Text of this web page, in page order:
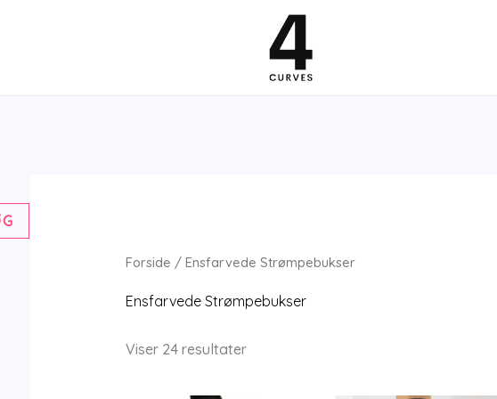
Forside / Ensfarvede Strømpebukser
Ensfarvede Strømpebukser
Viser 24 resultater